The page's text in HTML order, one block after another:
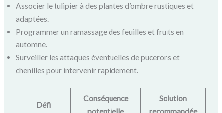
Associer le tulipier à des plantes d’ombre rustiques et
adaptées.
Programmer un ramassage des feuilles et fruits en
automne.
Surveiller les attaques éventuelles de pucerons et
chenilles pour intervenir rapidement.
Défi
Conséquence
potentielle
Solution
recommandée